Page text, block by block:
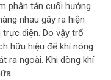
phân tán cuối hướng
nhau gây ra hiện
diện. Do vậy trổ
hữu hiệu để khí nóng
ra ngoài. Khi dòng khí